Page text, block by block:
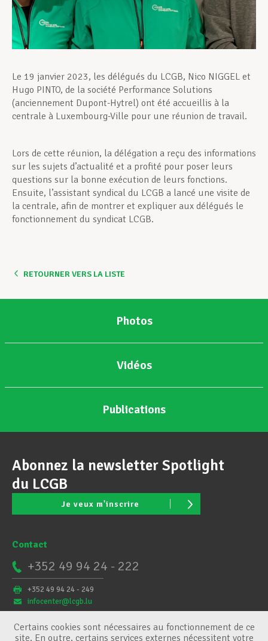
Actualités
Le 19 janvier 2023, les délégués du LCGB, Nico NIGGEL et
Hugo PINTO, de la société Performance Solutions
(anciennement Dupont-Hytrel) ont été accueillis à la
centrale à Luxembourg-Ville pour une réunion de travail.
Lors de cette réunion, la délégation a reçu des informations
sur les sujets d’actualité et a profité pour poser leurs
questions sur la bonne exécution de leurs fonctions.
Ensuite, l’assistant syndical du LCGB a lancé une visite de
la centrale, afin de montrer et expliquer aux délégués le
fonctionnement du syndicat LCGB.
RETOURNER VERS LA LISTE
Photos
Vidéos
Publications
Abonnez la newsletter Spotlight
du LCGB
Je veux m'inscrire
Contact
+352 49 94 24 - 222
+352 49 94 24 - 249
infocenter@lcgb.lu
Certains cookies sont nécessaires au fonctionnement de ce
site. En outre, certains services externes nécessitent votre